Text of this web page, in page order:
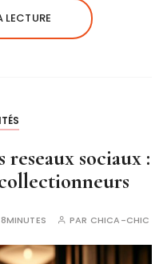
reseaux sociaux :
8MINUTES PAR CHICA-CHIC